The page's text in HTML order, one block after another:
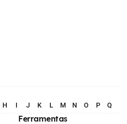
H I J K L M N O P Q
Ferramentas